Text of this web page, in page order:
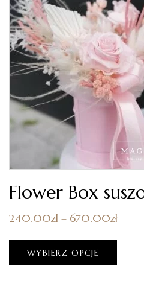
Flower Box
240.00zł – 670.00zł
WYBIERZ OPCJE